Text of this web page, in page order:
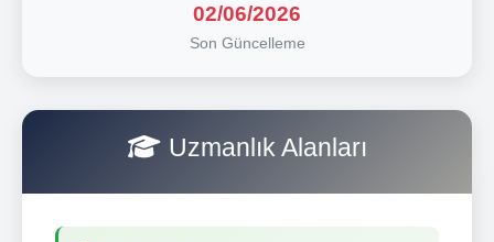
02/06/2026
Son Güncelleme
Uzmanlık Alanları